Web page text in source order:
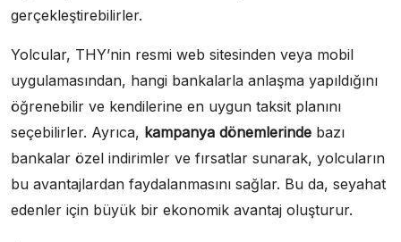
gerçekleştirebilirler.
Yolcular, THY’nin resmi web sitesinden veya mobil
uygulamasından, hangi bankalarla anlaşma yapıldığını
öğrenebilir ve kendilerine en uygun taksit planını
seçebilirler. Ayrıca, kampanya dönemlerinde bazı
bankalar özel indirimler ve fırsatlar sunarak, yolcuların
bu avantajlardan faydalanmasını sağlar. Bu da, seyahat
edenler için büyük bir ekonomik avantaj oluşturur.